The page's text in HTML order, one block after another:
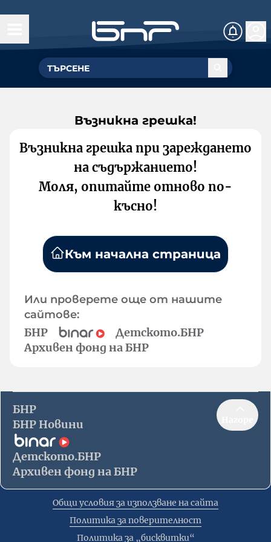
Възникна грешка!
Възникна грешка при зареждането
на съдържанието!
Моля, опитайте отново по-
късно!
Към начална страница
Или проверете още от нашите
сайтове:
БНР
Детското.БНР
Архивен фонд на БНР
БНР
БНР Новини
Детското.БНР
Архивен фонд на БНР
Общи условия за използване на сайта
Политика за поверителност
Политика за „бисквитки“